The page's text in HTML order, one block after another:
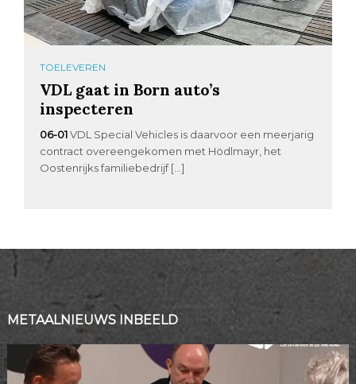
TOELEVEREN
VDL gaat in Born auto’s
inspecteren
06-01 VDL Special Vehicles is daarvoor een meerjarig
contract overeengekomen met Hödlmayr, het
Oostenrijks familiebedrijf […]
METAALNIEUWS INBEELD